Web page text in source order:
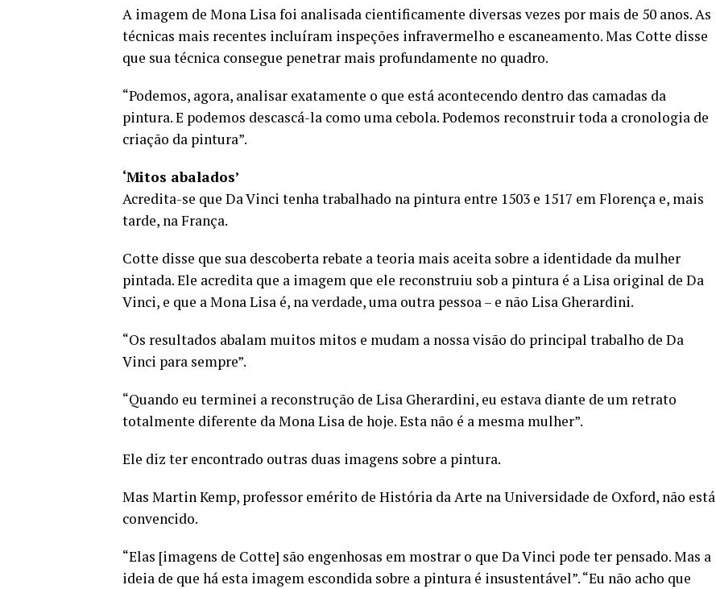
A imagem de Mona Lisa foi analisada cientificamente diversas vezes por mais de 50 anos. As
técnicas mais recentes incluíram inspeções infravermelho e escaneamento. Mas Cotte disse
que sua técnica consegue penetrar mais profundamente no quadro.
“Podemos, agora, analisar exatamente o que está acontecendo dentro das camadas da
pintura. E podemos descascá-la como uma cebola. Podemos reconstruir toda a cronologia de
criação da pintura”.
‘Mitos abalados’
Acredita-se que Da Vinci tenha trabalhado na pintura entre 1503 e 1517 em Florença e, mais
tarde, na França.
Cotte disse que sua descoberta rebate a teoria mais aceita sobre a identidade da mulher
pintada. Ele acredita que a imagem que ele reconstruiu sob a pintura é a Lisa original de Da
Vinci, e que a Mona Lisa é, na verdade, uma outra pessoa – e não Lisa Gherardini.
“Os resultados abalam muitos mitos e mudam a nossa visão do principal trabalho de Da
Vinci para sempre”.
“Quando eu terminei a reconstrução de Lisa Gherardini, eu estava diante de um retrato
totalmente diferente da Mona Lisa de hoje. Esta não é a mesma mulher”.
Ele diz ter encontrado outras duas imagens sobre a pintura.
Mas Martin Kemp, professor emérito de História da Arte na Universidade de Oxford, não está
convencido.
“Elas [imagens de Cotte] são engenhosas em mostrar o que Da Vinci pode ter pensado. Mas a
ideia de que há esta imagem escondida sobre a pintura é insustentável”. “Eu não acho que